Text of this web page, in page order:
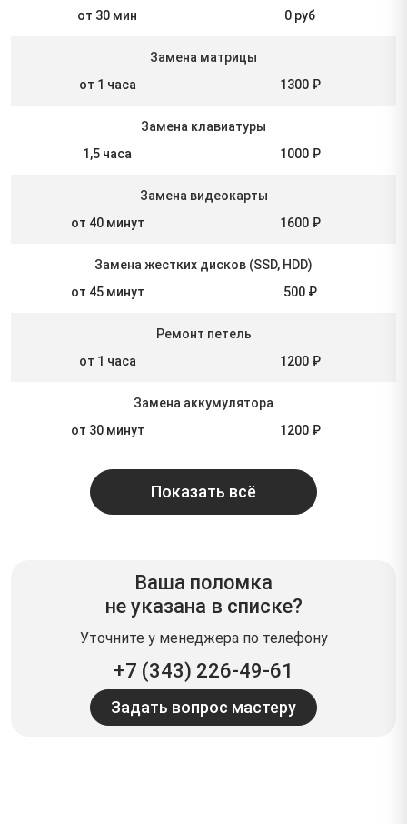
от 30 мин
0 руб
Замена матрицы
от 1 часа
1300 ₽
Замена клавиатуры
1,5 часа
1000 ₽
Замена видеокарты
от 40 минут
1600 ₽
Замена жестких дисков (SSD, HDD)
от 45 минут
500 ₽
Ремонт петель
от 1 часа
1200 ₽
Замена аккумулятора
от 30 минут
1200 ₽
Показать всё
Ваша поломка
не указана в списке?
Уточните у менеджера по телефону
+7 (343) 226-49-61
Задать вопрос мастеру